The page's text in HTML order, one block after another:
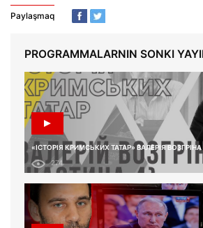
Paylaşmaq
PROGRAMMALARNIN SONKI
«ІСТОРІЯ КРИМСЬКИХ ТАТАР» ВАЛЕРІЯ
274